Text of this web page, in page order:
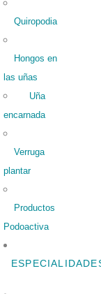
Quiropodia
Hongos en
las uñas
Uña
encarnada
Verruga
plantar
Productos
Podoactiva